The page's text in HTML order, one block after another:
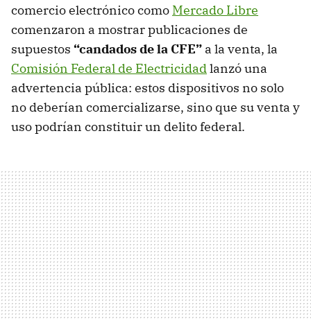
comercio electrónico como Mercado Libre
comenzaron a mostrar publicaciones de
supuestos “candados de la CFE” a la venta, la
Comisión Federal de Electricidadlanzó una
advertencia pública: estos dispositivos no solo
no deberían comercializarse, sino que su venta y
uso podrían constituir un delito federal.